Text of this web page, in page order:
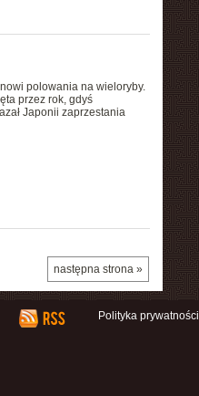
polowania na wieloryby.
przez rok, gdyś
Japonii zaprzestania
następna strona »
Polityka prywatności